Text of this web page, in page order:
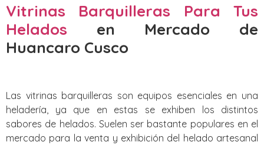
Vitrinas Barquilleras Para Tus
Helados en Mercado de
Huancaro Cusco
Las vitrinas barquilleras son equipos esenciales en una
heladería, ya que en estas se exhiben los distintos
sabores de helados. Suelen ser bastante populares en el
mercado para la venta y exhibición del helado artesanal